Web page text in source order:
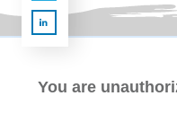
You are